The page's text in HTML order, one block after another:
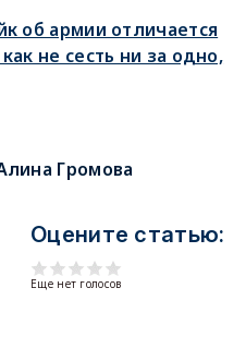
об армии отличается
не сесть ни за одно,
Громова
Оцените статью:
Еще нет голосов